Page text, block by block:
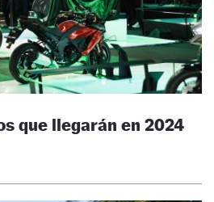
que llegarán en 2024